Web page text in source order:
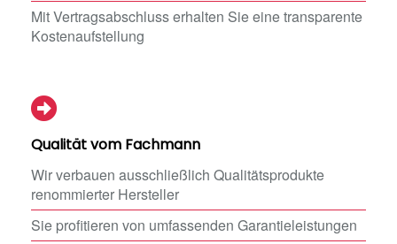
Mit Vertragsabschluss erhalten Sie eine transparente
Kostenaufstellung
Qualität vom Fachmann
Wir verbauen ausschließlich Qualitätsprodukte
renommierter Hersteller
Sie profitieren von umfassenden Garantieleistungen